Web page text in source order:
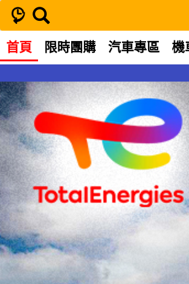
首頁 限時團購 汽車專區 機
【汽車機油】TOTAL QUARTZ INEO XTRA